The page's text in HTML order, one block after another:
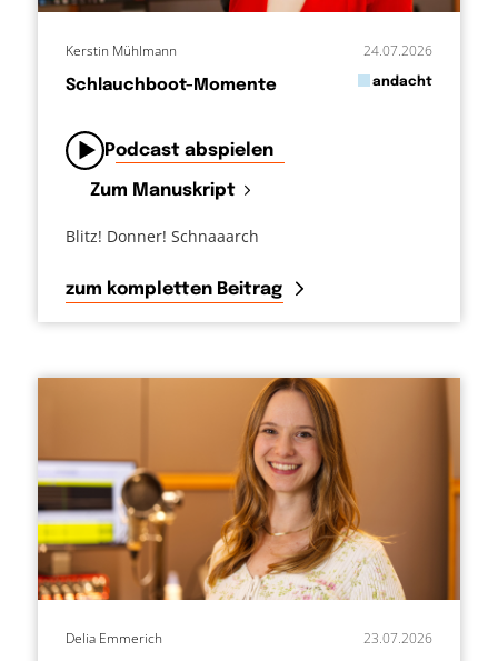
Schlauchboot-Momente
24.07.2026
inandacht
Kerstin Mühlmann
Podcast abspielen
Zum Manuskript
Blitz! Donner! Schnaaarch
zum kompletten Beitrag
23.07.2026
Delia Emmerich